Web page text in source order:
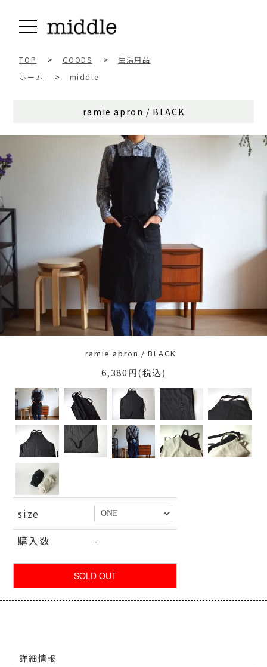
TOP > GOODS >
生活用品
ホーム
> middle
ramie apron / BLACK
ramie apron / BLACK
6,380円(税込)
size
購入数
-
詳細情報